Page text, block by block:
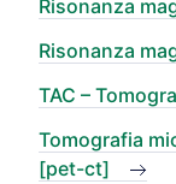
Risonanza
Risonanza
TAC –
Tomografia
[pet-ct]